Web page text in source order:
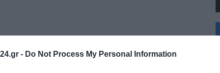
- Do Not Process My Personal Information
ΜΙΑ
+
°